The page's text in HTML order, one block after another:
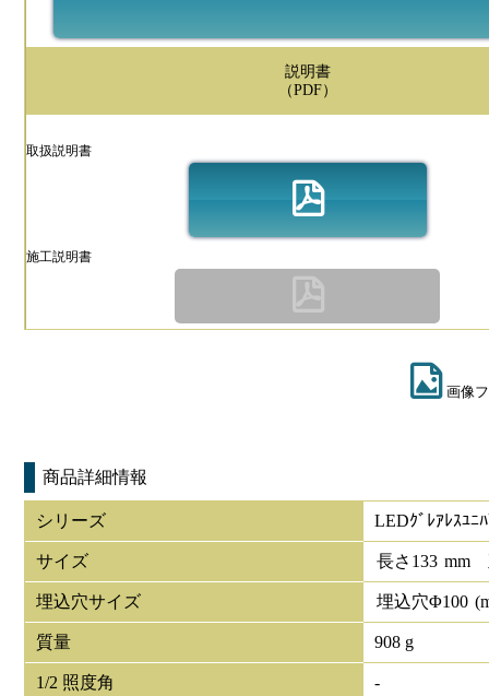
説明書
（PDF）
取扱説明書
施工説明書
画像
商品詳細情報
シリーズ LEDｸﾞﾚｱﾚｽﾕﾆ
サイズ 長さ 133 mm
埋込穴サイズ 埋込穴Φ100
質量 908 g
1/2 照度角 -